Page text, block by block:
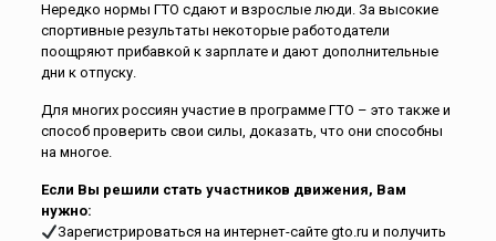
Нередко нормы ГТО сдают и взрослые люди. За высокие
спортивные результаты некоторые работодатели
поощряют прибавкой к зарплате и дают дополнительные
дни к отпуску.
Для многих россиян участие в программе ГТО – это также и
способ проверить свои силы, доказать, что они способны
на многое.
Если Вы решили стать участников движения, Вам
нужно:
Зарегистрироваться на интернет-сайте gto.ru и получить